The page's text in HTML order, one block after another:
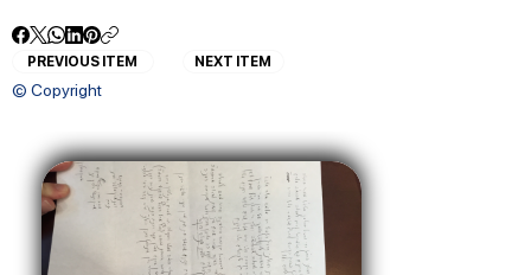
PREVIOUS ITEM NEXT ITEM
© Copyright